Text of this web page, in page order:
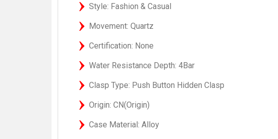
Style: Fashion & Casual
Movement: Quartz
Certification: None
Water Resistance Depth: 4Bar
Clasp Type: Push Button Hidden Clasp
Origin: CN(Origin)
Case Material: Alloy